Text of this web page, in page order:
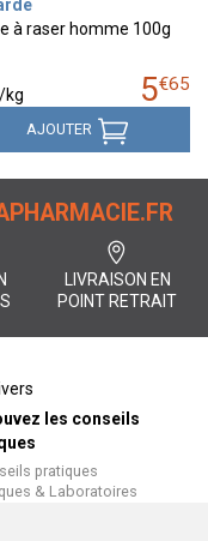
à raser homme 100g
5€65
/kg
AJOUTER
LIVRAISON EN
POINT RETRAIT
les conseils
pratiques
& Laboratoires